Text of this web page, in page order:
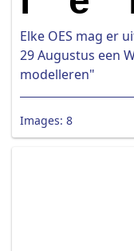
Elke OES mag er
29 Augustus een
modelleren"
Images: 8